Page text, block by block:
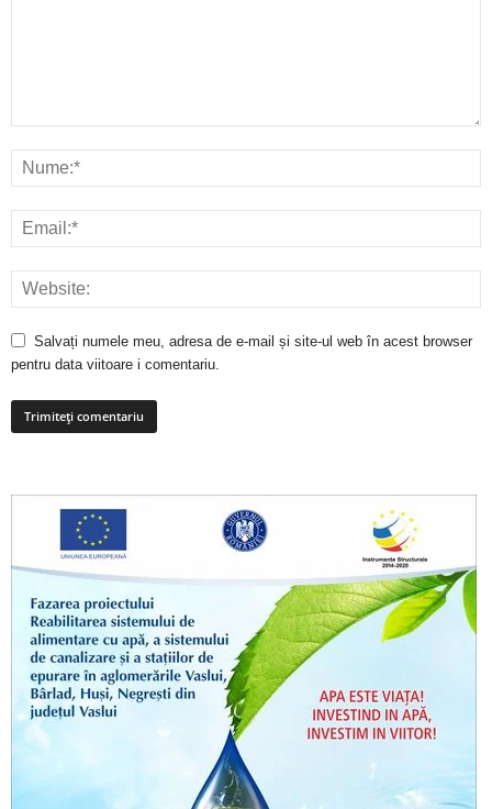
Salvați numele meu, adresa de e-mail și site-ul web în acest browser
pentru data viitoare i comentariu.